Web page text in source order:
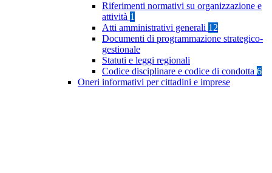
Riferimenti normativi su organizzazione e
attività 1
Atti amministrativi generali 12
Documenti di programmazione strategico-
gestionale
Statuti e leggi regionali
Codice disciplinare e codice di condotta 6
Oneri informativi per cittadini e imprese